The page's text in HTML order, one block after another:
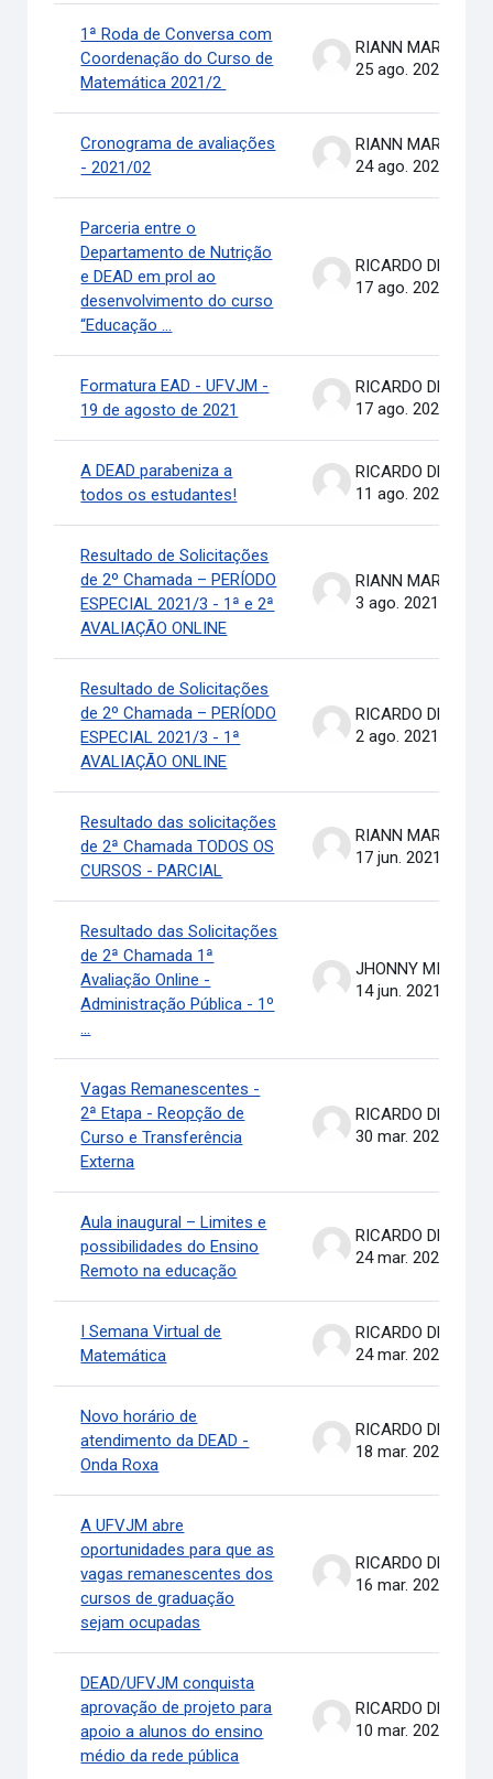
1ª Roda de Conversa com
Coordenação do Curso de
Matemática 2021/2
25 ago. 2021
Cronograma de avaliações
- 2021/02
24 ago. 2021
Parceria entre o
Departamento de Nutrição
e DEAD em prol ao
desenvolvimento do curso
“Educação ...
17 ago. 2021
Formatura EAD - UFVJM -
19 de agosto de 2021
17 ago. 2021
A DEAD parabeniza a
todos os estudantes!
11 ago. 2021
Resultado de Solicitações
de 2º Chamada – PERÍODO
ESPECIAL 2021/3 - 1ª e 2ª
AVALIAÇÃO ONLINE
3 ago. 2021
Resultado de Solicitações
de 2º Chamada – PERÍODO
ESPECIAL 2021/3 - 1ª
AVALIAÇÃO ONLINE
2 ago. 2021
Resultado das solicitações
de 2ª Chamada TODOS OS
CURSOS - PARCIAL
17 jun. 2021
Resultado das Solicitações
de 2ª Chamada 1ª
Avaliação Online -
Administração Pública - 1º
...
14 jun. 2021
Vagas Remanescentes -
2ª Etapa - Reopção de
Curso e Transferência
Externa
30 mar. 2021
Aula inaugural – Limites e
possibilidades do Ensino
Remoto na educação
24 mar. 2021
I Semana Virtual de
Matemática
24 mar. 2021
Novo horário de
atendimento da DEAD -
Onda Roxa
18 mar. 2021
A UFVJM abre
oportunidades para que as
vagas remanescentes dos
cursos de graduação
sejam ocupadas
16 mar. 2021
DEAD/UFVJM conquista
aprovação de projeto para
apoio a alunos do ensino
médio da rede pública
10 mar. 2021